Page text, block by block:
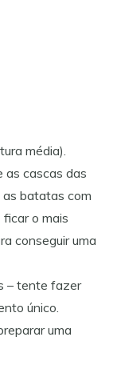
média).
as cascas das
batatas com
o mais
conseguir uma
– tente fazer
único.
uma